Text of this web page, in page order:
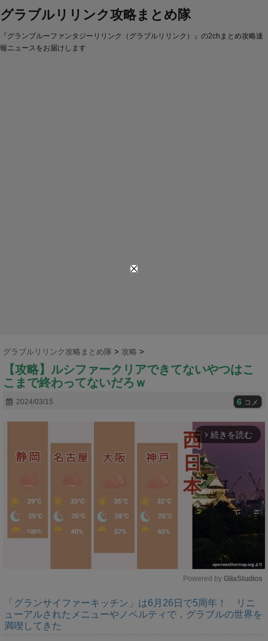
グラブルリリンク攻略まとめ隊
『グランブルーファンタジーリリンク（グラブルリリンク）』の2chまとめ攻略速
報ニュースをお届けします
グラブルリリンク攻略まとめ隊 > 攻略 >
【攻略】ルシファークリアできてないやつはこ
こまで終わってないだろｗ
2024/03/15 6 コメ
arrow_forward_ios 続きを読む
M
u
Powered by GliaStudios
「グランサイファーキッチン」は6月26日で5周年！ リニ
ューアルされたメニューやノベルティで，グラブルの世界を
満喫してきた